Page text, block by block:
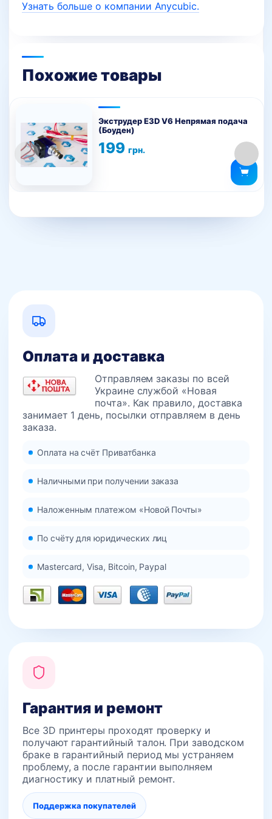
Узнать больше о компании Anycubic.
Похожие товары
Экструдер E3D V6 Непрямая подача
(Боуден)
199 грн.
имеет
несколько
вариаций.
Оплата и доставка
Отправляем заказы по всей
Украине службой «Новая
почта». Как правило, доставка
занимает 1 день, посылки отправляем в день
заказа.
Оплата на счёт Приватбанка
Наличными при получении заказа
Наложенным платежом «Новой Почты»
По счёту для юридических лиц
Mastercard, Visa, Bitcoin, Paypal
Гарантия и ремонт
Все 3D принтеры проходят проверку и
получают гарантийный талон. При заводском
браке в гарантийный период мы устраняем
проблему, а после гарантии выполняем
диагностику и платный ремонт.
Поддержка покупателей